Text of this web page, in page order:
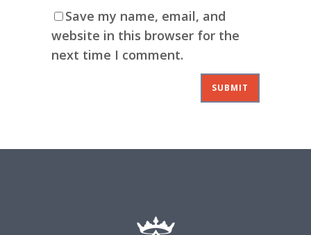
Save my name, email, and
website in this browser for the
next time I comment.